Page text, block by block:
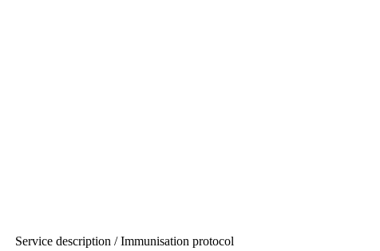
Service description / Immunisation protocol